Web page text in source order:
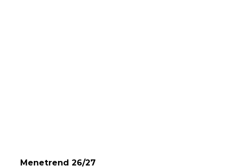
Menetrend 26/27